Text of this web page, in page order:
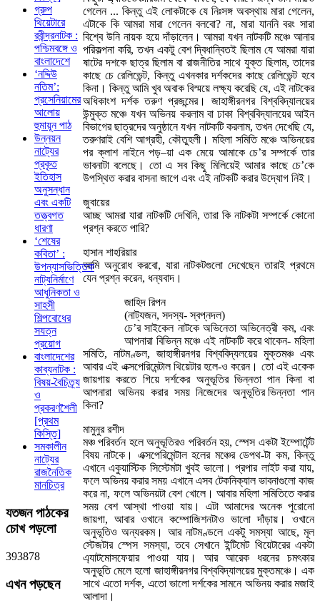
গেলেন ... কিন্তু এই লোকটাকে যে নিঃসঙ্গ অবস্থায় মারা গেলেন,
এটাকে কি আমরা মারা গেলেন বলবো? না, মারা যাননি বরং সারা
বিশ্বে উনি নায়ক হয়ে দাঁড়ালেন। আমরা যখন নাটকটি মঞ্চে আনার
পরিকল্পনা করি, তখন একটু বেশ দ্বিধান্বিতই ছিলাম যে আমরা যারা
ষাটের দশকে ছাত্র ছিলাম বা রাজনীতির সাথে যুক্ত ছিলাম, তাদের
কাছে চে রেলিভেন্ট, কিন্তু এখনকার দর্শকদের কাছে রেলিভেন্ট হবে
কিনা। কিন্তু আমি খুব অবাক বিস্ময়ে লক্ষ্য করেছি যে, এই নাটকের
অধিকাংশ দর্শক তরুণ প্রজন্মের। জাহাঙ্গীরনগর বিশ্ববিদ্যালয়ের
উন্মুক্ত মঞ্চে যখন অভিনয় করলাম বা ঢাকা বিশ্ববিদ্যালয়ের আইন
বিভাগের ছাত্রদের অনুষ্ঠানে যখন নাটকটি করলাম, তখন দেখেছি যে,
তরুণরাই বেশি আগ্রহী, কৌতুহলী। মহিলা সমিতি মঞ্চে অভিনয়ের
পর ক্লাশ নাইনে পড়–য়া এক মেয়ে আমাকে চে’র সম্পর্কে তার
ভাবনাটা বলেছে। তো এ সব কিছু মিলিয়েই আমার কাছে চে’কে
উপস্থিত করার বাসনা জাগে এবং এই নাটকটি করার উদ্যোগ নিই।
জুবায়ের
আচ্ছ আমরা যারা নাটকটি দেখিনি, তারা কি নাটকটা সম্পর্কে কোনো
প্রশ্ন করতে পারি?
হাসান শাহরিয়ার
আমি অনুরোধ করবো, যারা নাটকটগুলো দেখেছেন তারাই প্রথমে
যেন প্রশ্ন করেন, ধন্যবাদ।
জাহিদ রিপন
(নাট্যজন, সদস্য- স্বপ্নদল)
চে’র সাইকেল নাটকে অভিনেতা অভিনেত্রী কম, এবং
আপনারা বিভিন্ন মঞ্চে এই নাটকটি করে থাকেন- মহিলা
সমিতি, নাটমণ্ডল, জাহাঙ্গীরনগর বিশ্ববিদ্যলয়ের মুক্তমঞ্চ এবং
আবার এই এক্সপেরিমেন্টাল থিয়েটার হলে-ও করেন। তো এই একেক
জায়গায় করতে গিয়ে দর্শকের অনুভূতির ভিন্নতা পান কিনা বা
আপনারা অভিনয় করার সময় নিজেদের অনুভূতির ভিন্নতা পান
কিনা?
মামুনুর রশীদ
মঞ্চ পরিবর্তন হলে অনুভূতিরও পরিবর্তন হয়, স্পেস একটা ইম্পোর্টেন্ট
বিষয় নাটকে। এক্সপেরিমেন্টাল হলের মঞ্চের ডেপথ-টা কম, কিন্তু
এখানে একুয়াস্টিক সিস্টেমটা খুবই ভালো। প্রপার লাইট করা যায়,
ফলে অভিনয় করার সময় এখানে এসব টেকনিক্যাল ভাবনাগুলো কাজ
করে না, ফলে অভিনয়টা বেশ খোলে। আবার মহিলা সমিতিতে করার
সময় বেশ আস্থা পাওয়া যায়। এটা আমাদের অনেক পুরোনো
জায়গা, আবার ওখানে কম্পোজিশনটাও ভালো দাঁড়ায়। ওখানে
অনুভূতিও অন্যরকম। আর নাটমণ্ডলে একটু সমস্যা আছে, মূল
স্টেজটার স্পেস সমস্যা, তবে সেখানে ইন্টিমেট থিয়েটারের একটা
এ্যাটমোসফেয়ার পাওয়া যায়। আর আরেক ধরনের চমৎকার
অনুভূতি মেলে হলো জাহাঙ্গীরনগর বিশ্ববিদ্যালয়ের মুক্তমঞ্চে। এক
সাথে এতো দর্শক, এতো ভালো দর্শকের সামনে অভিনয় করার মজাই
আলাদা।
গ্রুপ
থিয়েটারে
রবীন্দ্রনাটক :
পশ্চিমবঙ্গে ও
বাংলাদেশে
‘নদ্দিউ
নতিম’:
প্রসেনিয়ামের
আলোয়
হুমায়ূন পাঠ
উন্নয়ন
নাট্যের
প্রকৃত
ইতিহাস
অনুসন্ধান
এবং একটি
তত্ত্বগত
ধারণা
‘শেষের
কবিতা’ :
উপন্যাসভিত্তিক
নাট্যনির্মাণে
আধুনিকতা ও
সাহসী
শিল্পবোধের
সযত্ন
প্রয়োগ
বাংলাদেশের
কাব্যনাটক :
বিষয়-বৈচিত্র্য
ও
প্রকরণশৈলী
[প্রথম
কিস্তি]
সমকালীন
নাট্যের
রাজনৈতিক
মানচিত্র
যতজনপাঠকের
চোখ পড়লো
393878
এখনপড়ছেন